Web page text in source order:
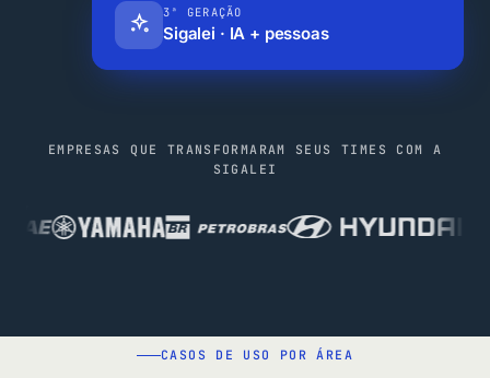
3ª GERAÇÃO
Sigalei · IA + pessoas
EMPRESAS QUE TRANSFORMARAM SEUS TIMES COM A
SIGALEI
CASOS DE USO POR ÁREA